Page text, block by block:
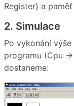
Register) a
2. Simulace
Po vykonání
programu (Cpu
dostaneme: